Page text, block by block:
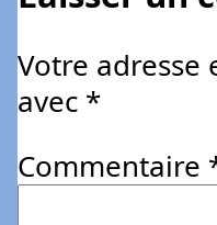
Votre adresse
avec *
Commentaire